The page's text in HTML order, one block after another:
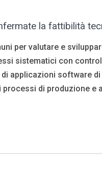
la fattibilità
per valutare e
sistematici con
applicazioni software
processi di produzione